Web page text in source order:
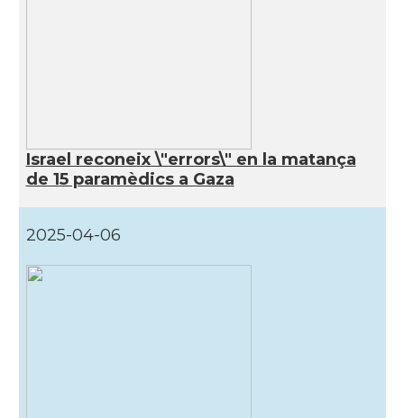
Israel reconeix \"errors\" en la matança
de 15 paramèdics a Gaza
2025-04-06